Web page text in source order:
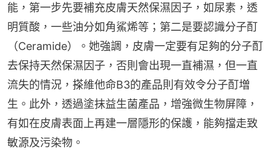
能，第一步先要補充皮膚天然保濕因子，如尿素，透
明質酸，一些油分如角鯊烯等；第二是要認識分子酊
（Ceramide）。她強調，皮膚一定要有足夠的分子酊
去保持天然保濕因子，否則會出現一直補濕，但一直
流失的情況，搽維他命B3的產品則有效令分子酊増
生。此外，透過塗抹益生菌產品，增強微生物屏障，
有如在皮膚表面上再建一層隱形的保護，能夠擋走致
敏源及污染物。